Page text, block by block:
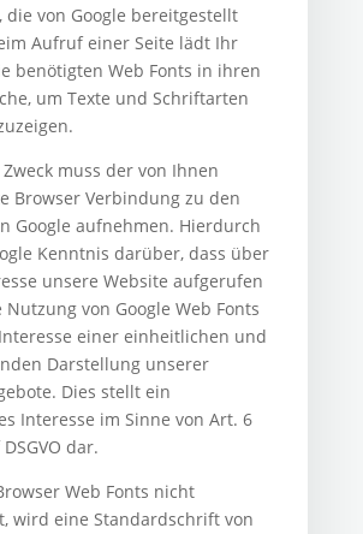
die von Google bereitgestellt
Aufruf einer Seite lädt Ihr
benötigten Web Fonts in ihren
um Texte und Schriftarten
muss der von Ihnen
Browser Verbindung zu den
Google aufnehmen. Hierdurch
Kenntnis darüber, dass über
unsere Website aufgerufen
von Google Web Fonts
einer einheitlichen und
Darstellung unserer
Dies stellt ein
Interesse im Sinne von Art. 6
dar.
Web Fonts nicht
wird eine Standardschrift von